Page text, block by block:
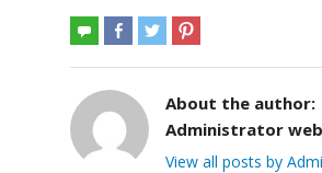
About the author:
Administrator web
View all posts by